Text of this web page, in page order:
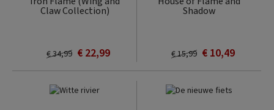
Claw Collection)
€ 22,99
€ 34,99
Shadow
€ 10,49
€ 15,99